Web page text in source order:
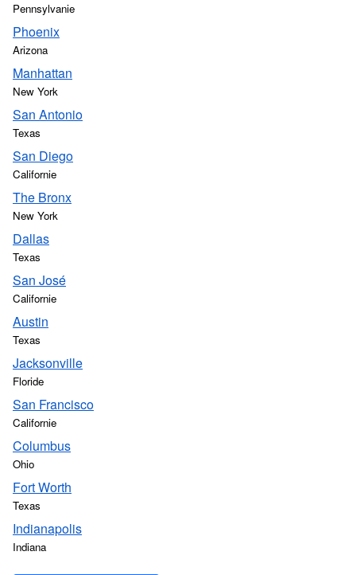
Pennsylvanie
Phoenix
Arizona
Manhattan
New York
San Antonio
Texas
San Diego
Californie
The Bronx
New York
Dallas
Texas
San José
Californie
Austin
Texas
Jacksonville
Floride
San Francisco
Californie
Columbus
Ohio
Fort Worth
Texas
Indianapolis
Indiana